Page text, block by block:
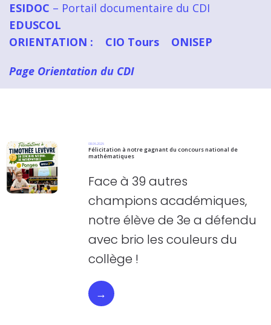
ESIDOC – Portail documentaire du CDI
EDUSCOL
ORIENTATION :
CIO Tours
ONISEP
Page Orientation du CDI
08.06.2026
Félicitation à notre gagnant du concours national de
mathématiques
Face à 39 autres
champions académiques,
notre élève de 3e a défendu
avec brio les couleurs du
collège !
→